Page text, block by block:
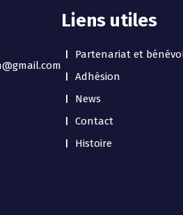
Liens utiles
Partenariat et
Adhésion
News
Contact
Histoire